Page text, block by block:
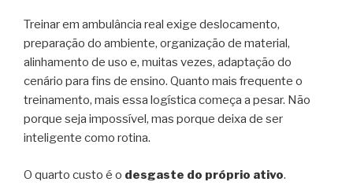
Treinar em ambulância real exige deslocamento,
preparação do ambiente, organização de material,
alinhamento de uso e, muitas vezes, adaptação do
cenário para fins de ensino. Quanto mais frequente o
treinamento, mais essa logística começa a pesar. Não
porque seja impossível, mas porque deixa de ser
inteligente como rotina.
O quarto custo é o desgaste do próprio ativo.